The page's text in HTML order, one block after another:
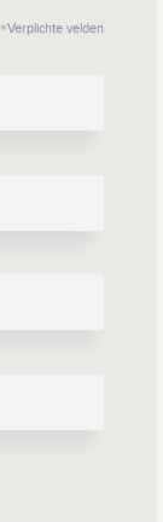
*Verplichte velden